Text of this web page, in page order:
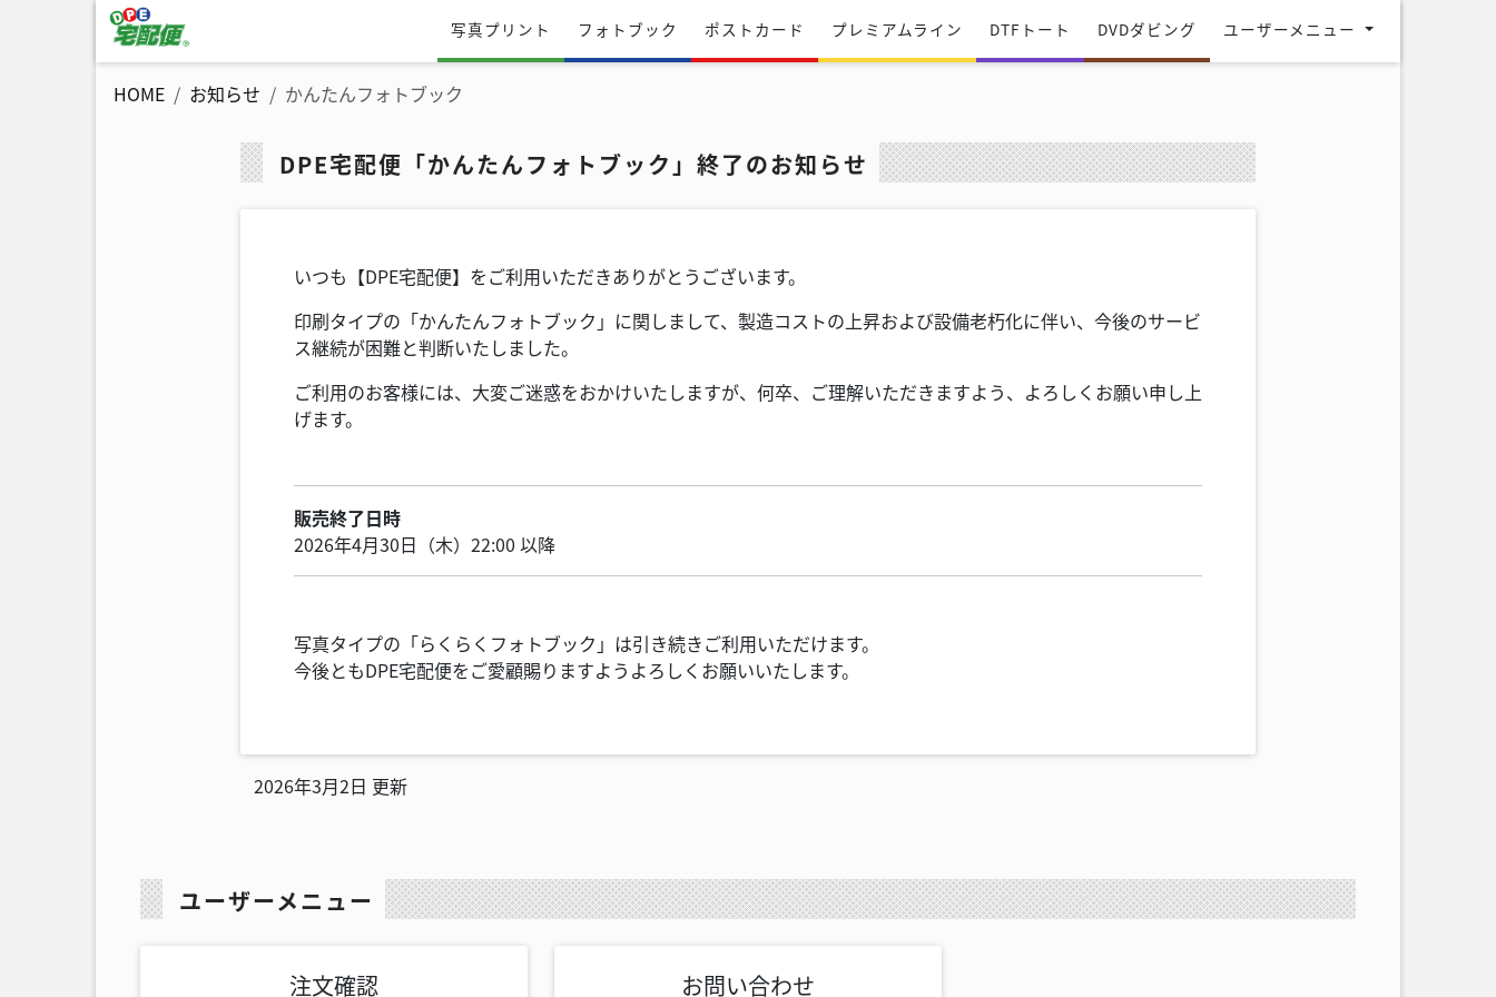
DPE宅配便
写真プリント フォトブック ポストカード プレミアムライン DTFトート DVDダビング ユーザーメニュー
HOME お知らせ かんたんフォトブック
DPE宅配便「かんたんフォトブック」終了のお知らせ
いつも【DPE宅配便】をご利用いただきありがとうございます。
印刷タイプの「かんたんフォトブック」に関しまして、製造コストの上昇および設備老朽化に伴い、今後のサービ
ス継続が困難と判断いたしました。
ご利用のお客様には、大変ご迷惑をおかけいたしますが、何卒、ご理解いただきますよう、よろしくお願い申し上
げます。
販売終了日時
2026年4月30日（木）22:00 以降
写真タイプの「らくらくフォトブック」は引き続きご利用いただけます。
今後ともDPE宅配便をご愛顧賜りますようよろしくお願いいたします。
2026年3月2日 更新
ユーザーメニュー
注文確認 お問い合わせ